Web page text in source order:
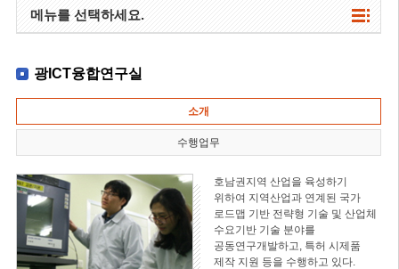
메뉴를 선택하세요.
광ICT융합연구실
소개
수행업무
호남권지역 산업을 육성하기
위하여 지역산업과 연계된 국가
로드맵 기반 전략형 기술 및 산업체
수요기반 기술 분야를
공동연구개발하고, 특허 시제품
제작 지원 등을 수행하고 있다.